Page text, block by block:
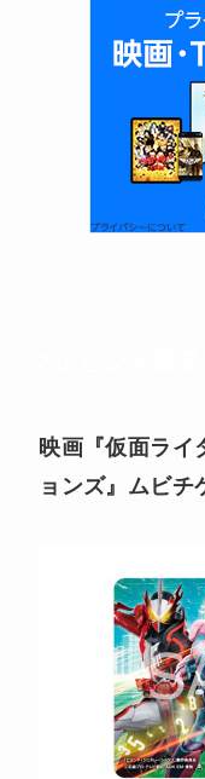
映画『仮面ライ
ョンズ』ムビチ